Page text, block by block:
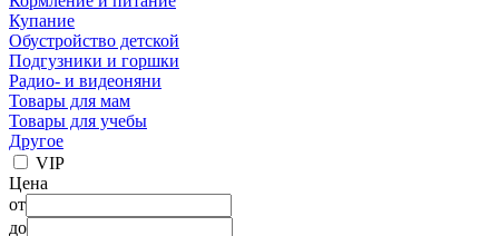
Купание
Обустройство детской
Подгузники и горшки
Радио- и видеоняни
Товары для мам
Товары для учебы
Другое
VIP
Цена
от
до